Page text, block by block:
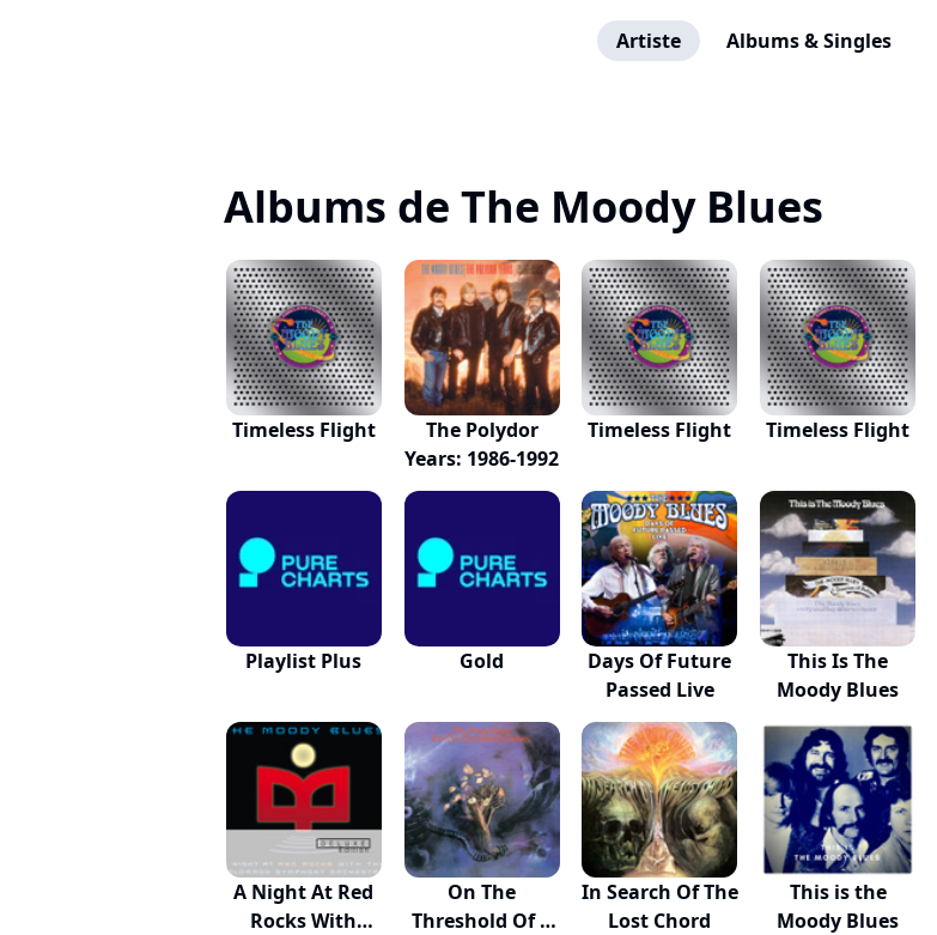
Artiste Albums & Singles
Albums de The Moody Blues
Timeless Flight
The Polydor
Years: 1986-1992
Timeless Flight Timeless Flight
Playlist Plus Gold
Days Of Future
Passed Live
This Is The
Moody Blues
A Night At Red
Rocks With
On The
Threshold Of A
In Search Of The
Lost Chord
This is the
Moody Blues